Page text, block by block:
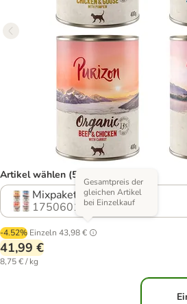
Artikel wählen (5 Varianten)
Mixpaket 4 Sorten
1750601.0
-4.52% Einzeln 43,98 €
Gesamtpreis der
gleichen Artikel
bei Einzelkauf
41,99 €
8,75 € / kg